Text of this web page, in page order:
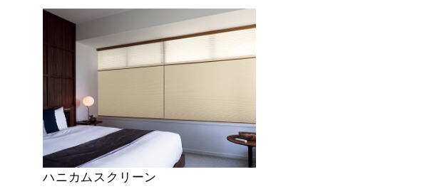
ハニカムスクリーン